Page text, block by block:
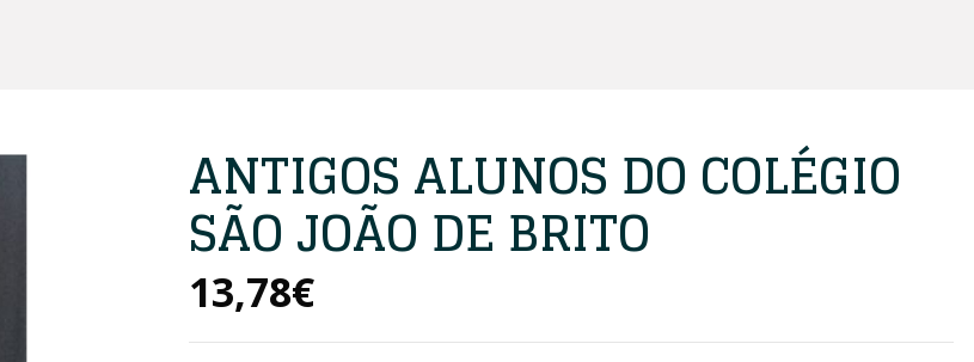
ANTIGOS ALUNOS DO COLÉGIO
SÃO JOÃO DE BRITO
13,78€